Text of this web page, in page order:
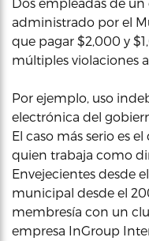
administrado por el
que pagar $2,000 y
múltiples violaciones
Por ejemplo, uso
electrónica del
El caso más serio es
quien trabaja como
Envejecientes desde
municipal desde el
membresía con un
empresa InGroup